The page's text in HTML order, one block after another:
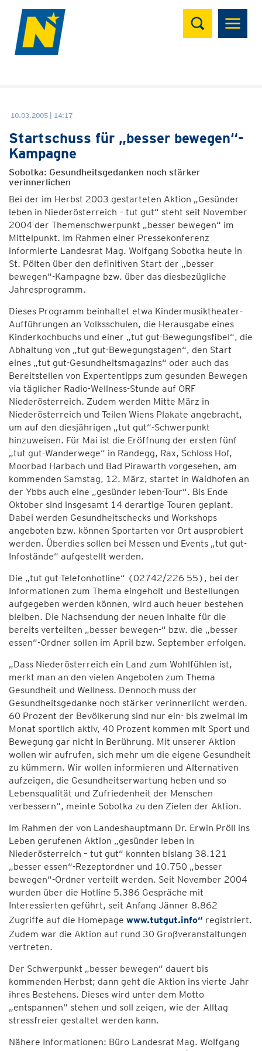
Suchen
10.03.2005 | 14:17
Startschuss für „besser bewegen“-
Kampagne
Sobotka: Gesundheitsgedanken noch stärker
verinnerlichen
Bei der im Herbst 2003 gestarteten Aktion „Gesünder
leben in Niederösterreich – tut gut“ steht seit November
2004 der Themenschwerpunkt „besser bewegen“ im
Mittelpunkt. Im Rahmen einer Pressekonferenz
informierte Landesrat Mag. Wolfgang Sobotka heute in
St. Pölten über den definitiven Start der „besser
bewegen“-Kampagne bzw. über das diesbezügliche
Jahresprogramm.
Dieses Programm beinhaltet etwa Kindermusiktheater-
Aufführungen an Volksschulen, die Herausgabe eines
Kinderkochbuchs und einer „tut gut-Bewegungsfibel“, die
Abhaltung von „tut gut-Bewegungstagen“, den Start
eines „tut gut-Gesundheitsmagazins“ oder auch das
Bereitstellen von Expertentipps zum gesunden Bewegen
via täglicher Radio-Wellness-Stunde auf ORF
Niederösterreich. Zudem werden Mitte März in
Niederösterreich und Teilen Wiens Plakate angebracht,
um auf den diesjährigen „tut gut“-Schwerpunkt
hinzuweisen. Für Mai ist die Eröffnung der ersten fünf
„tut gut-Wanderwege“ in Randegg, Rax, Schloss Hof,
Moorbad Harbach und Bad Pirawarth vorgesehen, am
kommenden Samstag, 12. März, startet in Waidhofen an
der Ybbs auch eine „gesünder leben-Tour“. Bis Ende
Oktober sind insgesamt 14 derartige Touren geplant.
Dabei werden Gesundheitschecks und Workshops
angeboten bzw. können Sportarten vor Ort ausprobiert
werden. Überdies sollen bei Messen und Events „tut gut-
Infostände“ aufgestellt werden.
Die „tut gut-Telefonhotline“ (02742/226 55), bei der
Informationen zum Thema eingeholt und Bestellungen
aufgegeben werden können, wird auch heuer bestehen
bleiben. Die Nachsendung der neuen Inhalte für die
bereits verteilten „besser bewegen-“ bzw. die „besser
essen“-Ordner sollen im April bzw. September erfolgen.
„Dass Niederösterreich ein Land zum Wohlfühlen ist,
merkt man an den vielen Angeboten zum Thema
Gesundheit und Wellness. Dennoch muss der
Gesundheitsgedanke noch stärker verinnerlicht werden.
60 Prozent der Bevölkerung sind nur ein- bis zweimal im
Monat sportlich aktiv, 40 Prozent kommen mit Sport und
Bewegung gar nicht in Berührung. Mit unserer Aktion
wollen wir aufrufen, sich mehr um die eigene Gesundheit
zu kümmern. Wir wollen informieren und Alternativen
aufzeigen, die Gesundheitserwartung heben und so
Lebensqualität und Zufriedenheit der Menschen
verbessern“, meinte Sobotka zu den Zielen der Aktion.
Im Rahmen der von Landeshauptmann Dr. Erwin Pröll ins
Leben gerufenen Aktion „gesünder leben in
Niederösterreich – tut gut“ konnten bislang 38.121
„besser essen“-Rezeptordner und 10.750 „besser
bewegen“-Ordner verteilt werden. Seit November 2004
wurden über die Hotline 5.386 Gespräche mit
Interessierten geführt, seit Anfang Jänner 8.862
Zugriffe auf die Homepage www.tutgut.info“ registriert.
Zudem war die Aktion auf rund 30 Großveranstaltungen
vertreten.
Der Schwerpunkt „besser bewegen“ dauert bis
kommenden Herbst; dann geht die Aktion ins vierte Jahr
ihres Bestehens. Dieses wird unter dem Motto
„entspannen“ stehen und soll zeigen, wie der Alltag
stressfreier gestaltet werden kann.
Nähere Informationen: Büro Landesrat Mag. Wolfgang